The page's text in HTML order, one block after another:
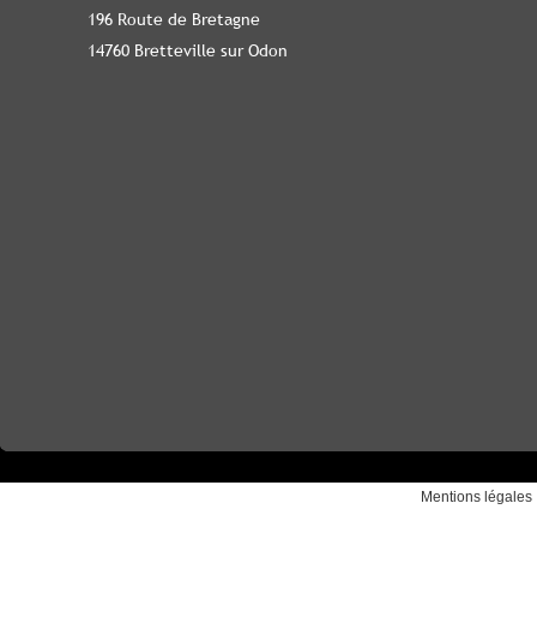
196 Route de Bretagne
14760 Bretteville sur Odon
Mentions légales